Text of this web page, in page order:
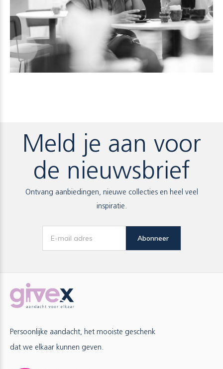
Meld je aan voor
de nieuwsbrief
Ontvang aanbiedingen, nieuwe collecties en heel veel
inspiratie.
Abonneer
Persoonlijke aandacht, het mooiste geschenk
dat we elkaar kunnen geven.